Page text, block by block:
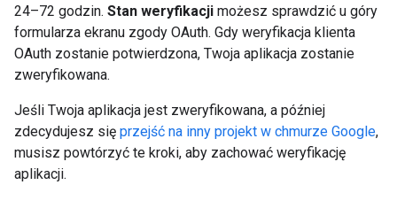
24–72 godzin. Stan weryfikacji możesz sprawdzić u góry
formularza ekranu zgody OAuth. Gdy weryfikacja klienta
OAuth zostanie potwierdzona, Twoja aplikacja zostanie
zweryfikowana.
Jeśli Twoja aplikacja jest zweryfikowana, a później
zdecydujesz się przejść na inny projekt w chmurze Google,
musisz powtórzyć te kroki, aby zachować weryfikację
aplikacji.